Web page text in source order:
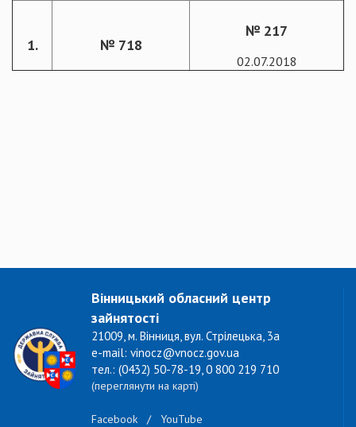
1. № 718
№ 217
02.07.2018
Вінницький обласний центр
зайнятості
21009, м. Вінниця, вул. Стрілецька, 3а
e-mail: vinocz@vnocz.gov.ua
тел.: (0432) 50-78-19, 0 800 219 710
(переглянути на карті)
Facebook / YouTube